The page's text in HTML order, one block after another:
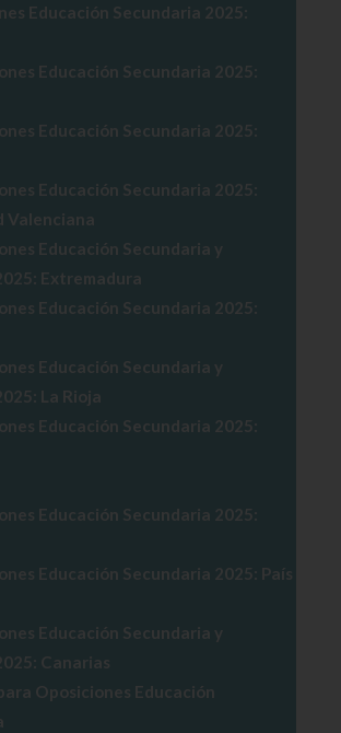
Educación Secundaria 2025:
Educación Secundaria 2025:
Educación Secundaria 2025:
Educación Secundaria 2025:
Valenciana
Educación Secundaria y
Extremadura
Educación Secundaria 2025:
Educación Secundaria y
La Rioja
Educación Secundaria 2025:
Educación Secundaria 2025:
Educación Secundaria 2025: País
Educación Secundaria y
Canarias
Oposiciones Educación